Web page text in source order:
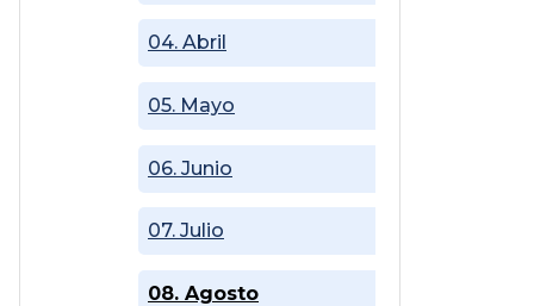
04. Abril
05. Mayo
06. Junio
07. Julio
08. Agosto